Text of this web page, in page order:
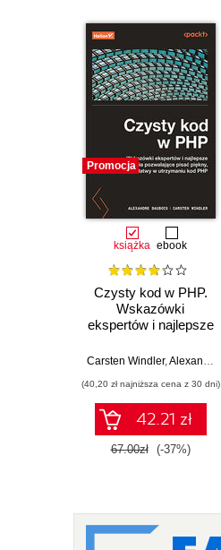
Promocja
książka ebook
Czysty kod w PHP.
Wskazówki
ekspertów i najlepsze
pozwalające pisać
łatwy w utrzymaniu
kod PHP
Carsten Windler,Alexandre Daubois
(40,20 zł najniższa cena z 30 dni)
42.21 zł
67.00zł (-37%)